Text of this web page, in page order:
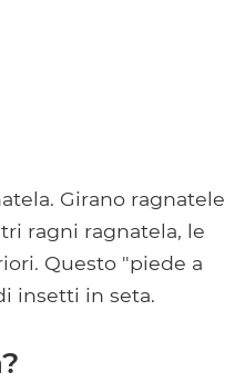
Girano ragnatele
ragni ragnatela, le
Questo "piede a
insetti in seta.